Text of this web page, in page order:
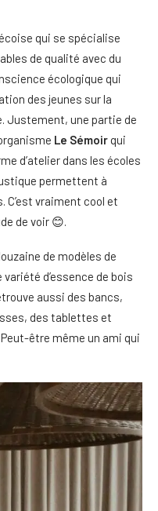
qui se spécialise
de qualité avec du
écologique qui
des jeunes sur la
Justement, une partie de
Le Sémoir qui
d’atelier dans les écoles
permettent à
C’est vraiment cool et
de voir 😊.
de modèles de
d’essence de bois
aussi des bancs,
des tablettes et
être même un ami qui